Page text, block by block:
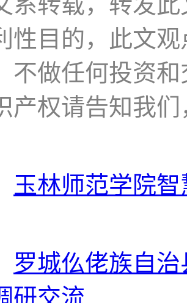
性目的，此文
不做任何投资
产权请告知我
玉林师范学院
罗城仫佬族自
研交流